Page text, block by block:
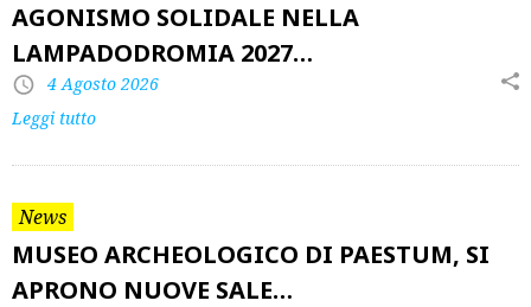
AGONISMO SOLIDALE NELLA
LAMPADODROMIA 2027…
4 Agosto 2026
Leggi tutto
News
MUSEO ARCHEOLOGICO DI PAESTUM, SI
APRONO NUOVE SALE…